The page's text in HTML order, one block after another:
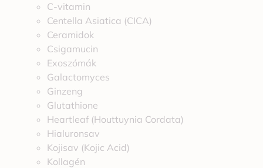
C-vitamin
Centella Asiatica (CICA)
Ceramidok
Csigamucin
Exoszómák
Galactomyces
Ginzeng
Glutathione
Heartleaf (Houttuynia Cordata)
Hialuronsav
Kojisav (Kojic Acid)
Kollagén